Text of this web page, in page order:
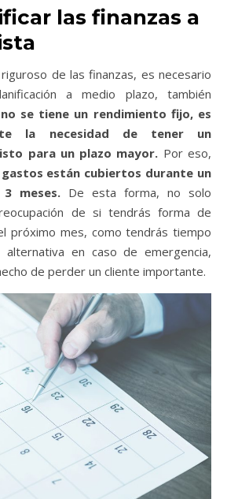
las finanzas a
de las finanzas, es necesario
a medio plazo, también
se tiene un rendimiento fijo, es
la necesidad de tener un
para un plazo mayor. Por eso,
están cubiertos durante un
meses. De esta forma, no solo
de si tendrás forma de
próximo mes, como tendrás tiempo
alternativa en caso de emergencia,
de perder un cliente importante.